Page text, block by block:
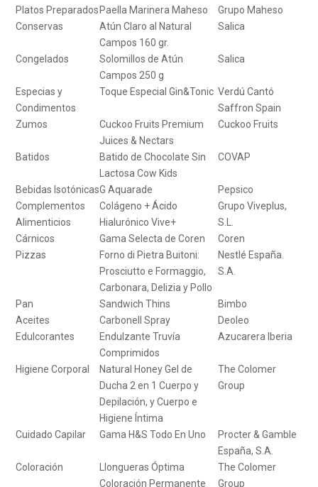
Platos PreparadosPaella Marinera Maheso
Grupo Maheso
Conservas
Atún Claro al Natural
Campos 160 gr.
Salica
Congelados
Solomillos de Atún
Campos 250 g
Salica
Especias y
Condimentos
Toque Especial Gin&Tonic Verdú Cantó
Saffron Spain
Zumos
Cuckoo Fruits Premium
Juices & Nectars
Cuckoo Fruits
Batidos
Batido de Chocolate Sin
Lactosa Cow Kids
COVAP
Bebidas IsotónicasG Aquarade
Pepsico
Complementos
Alimenticios
Colágeno + Ácido
Hialurónico Vive+
Grupo Viveplus,
S.L.
Cárnicos
Gama Selecta de Coren
Coren
Pizzas
Forno di Pietra Buitoni:
Prosciutto e Formaggio,
Carbonara, Delizia y Pollo
Nestlé España.
S.A.
Pan Sandwich Thins
Bimbo
Aceites
Carbonell Spray
Deoleo
Edulcorantes
Endulzante Truvía
Comprimidos
Azucarera Iberia
Higiene Corporal
Natural Honey Gel de
Ducha 2 en 1 Cuerpo y
Depilación, y Cuerpo e
Higiene Íntima
The Colomer
Group
Cuidado Capilar Gama H&S Todo En Uno
Procter & Gamble
España, S.A.
Coloración
Llongueras Óptima
Coloración Permanente
The Colomer
Group